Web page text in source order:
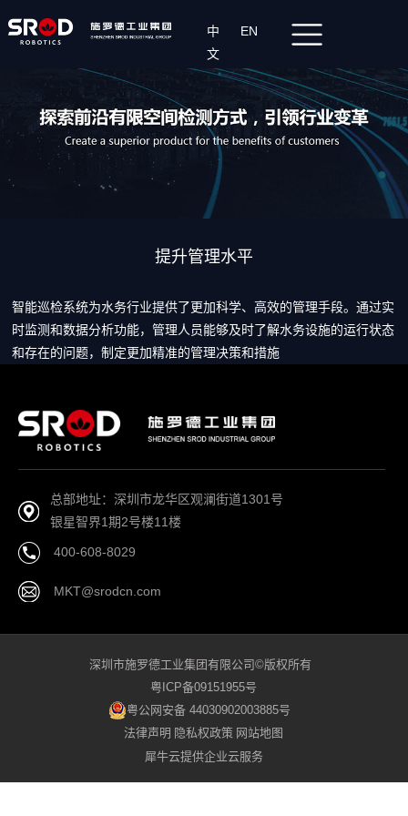
中
文
EN
提升管理水平
智能巡检系统为水务行业提供了更加科学、高效的管理手段。通过实
时监测和数据分析功能，管理人员能够及时了解水务设施的运行状态
和存在的问题，制定更加精准的管理决策和措施
总部地址：深圳市龙华区观澜街道1301号
银星智界1期2号楼11楼
400-608-8029
MKT@srodcn.com
深圳市施罗德工业集团有限公司©版权所有
粤ICP备09151955号
粤公网安备 44030902003885号
法律声明 隐私权政策 网站地图
犀牛云提供企业云服务